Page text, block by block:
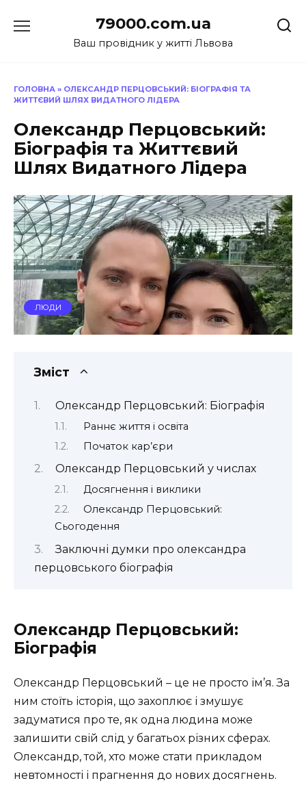
до
79000.com.ua
Ваш провідник у житті Львова
ГОЛОВНА » ОЛЕКСАНДР ПЕРЦОВСЬКИЙ: БІОГРАФІЯ ТА
ЖИТТЄВИЙ ШЛЯХ ВИДАТНОГО ЛІДЕРА
Олександр Перцовський:
Біографія та Життєвий
Шлях Видатного Лідера
ЛЮДИ
Зміст
Олександр Перцовський: Біографія
Раннє життя і освіта
Початок кар’єри
Олександр Перцовський у числах
Досягнення і виклики
Олександр Перцовський:
Сьогодення
Заключні думки про олександра
перцовського біографія
Олександр Перцовський:
Біографія
Олександр Перцовський – це не просто ім’я. За
ним стоїть історія, що захоплює і змушує
задуматися про те, як одна людина може
залишити свій слід у багатьох різних сферах.
Олександр, той, хто може стати прикладом
невтомності і прагнення до нових досягнень.